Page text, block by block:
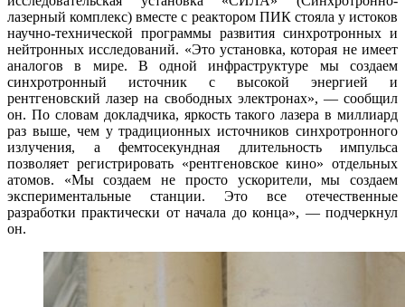
лазерный комплекс) вместе с реактором ПИК стояла у истоков
научно-технической программы развития синхротронных и
нейтронных исследований. «Это установка, которая не имеет
аналогов в мире. В одной инфраструктуре мы создаем
синхротронный источник с высокой энергией и
рентгеновский лазер на свободных электронах», — сообщил
он. По словам докладчика, яркость такого лазера в миллиард
раз выше, чем у традиционных источников синхротронного
излучения, а фемтосекундная длительность импульса
позволяет регистрировать «рентгеновское кино» отдельных
атомов. «Мы создаем не просто ускорители, мы создаем
экспериментальные станции. Это все отечественные
разработки практически от начала до конца», — подчеркнул
он.